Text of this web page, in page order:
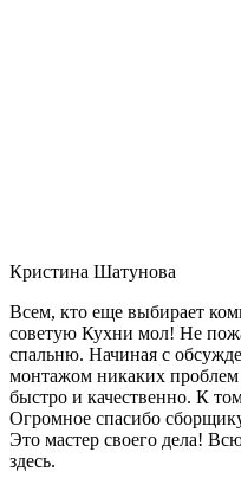
Кристина Шатунова
Всем, кто еще выбирает
советую Кухни мол! Не
спальню. Начиная с
монтажом никаких
быстро и качественно. К
Огромное спасибо
Это мастер своего дела!
здесь.